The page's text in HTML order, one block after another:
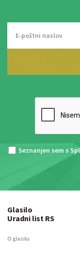
Seznanjen sem s
Glasilo
Uradni list RS
O glasilu